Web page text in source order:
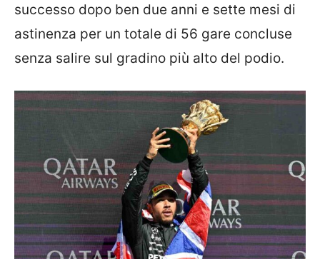
successo dopo ben due anni e sette mesi di
astinenza per un totale di 56 gare concluse
senza salire sul gradino più alto del podio.